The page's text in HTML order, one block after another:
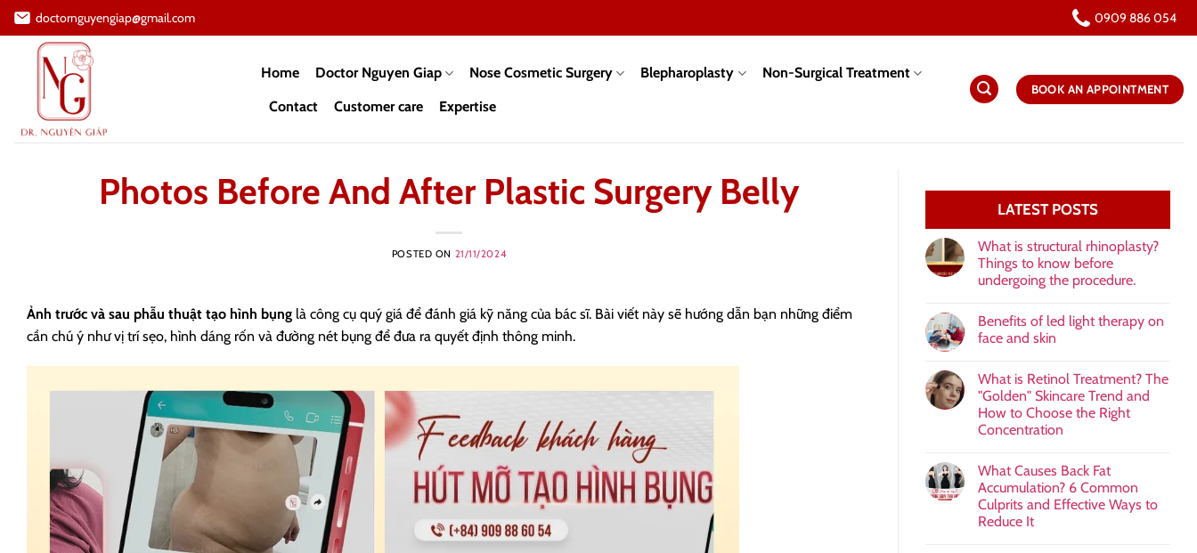
Skip
to
content
doctornguyengiap@gmail.com 0909 886 054
Home Doctor Nguyen Giap Nose Cosmetic Surgery Blepharoplasty
Non-Surgical Treatment
Contact
Customer care Expertise
BOOK AN APPOINTMENT
Photos Before And After Plastic Surgery Belly
POSTED ON 21/11/2024
Ảnh trước và sau phẫu thuật tạo hình bụng là công cụ quý giá để đánh giá kỹ năng của bác sĩ. Bài viết này sẽ hướng dẫn bạn những điểm
cần chú ý như vị trí sẹo, hình dáng rốn và đường nét bụng để đưa ra quyết định thông minh.
LATEST POSTS
What is structural rhinoplasty?
Things to know before
undergoing the procedure.
Benefits of led light therapy on
face and skin
What is Retinol Treatment? The
"Golden" Skincare Trend and
How to Choose the Right
Concentration
What Causes Back Fat
Accumulation? 6 Common
Culprits and Effective Ways to
Reduce It